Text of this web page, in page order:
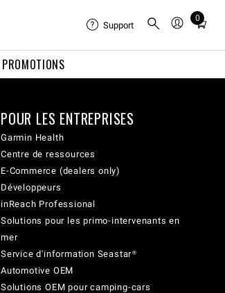
PROMOTIONS
Support
0
Total
cart:
POUR LES ENTREPRISES
Garmin Health
Centre de ressources
E-Commerce (dealers only)
Développeurs
inReach Professional
Solutions pour les primo-intervenants en
mer
Service d'information Seastar®
Automotive OEM
Solutions OEM pour camping-cars